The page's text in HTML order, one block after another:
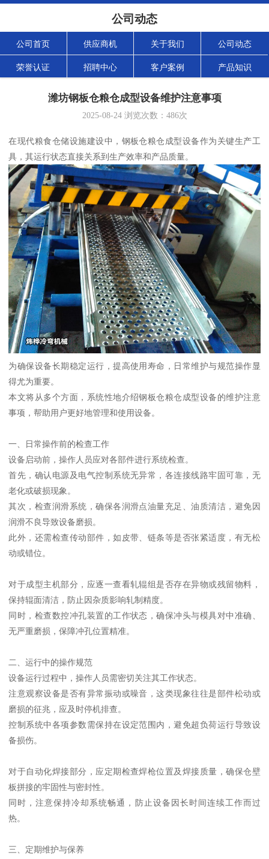
公司动态
公司首页 供应商机 关于我们 公司动态
荣誉认证 招聘中心 客户案例 产品知识
潍坊钢板仓粮仓成型设备维护注意事项
2025-08-24浏览次数： 486次
在现代粮食仓储设施建设中，钢板仓粮仓成型设备作为关键生产工
具，其运行状态直接关系到生产效率和产品质量。
为确保设备长期稳定运行，提高使用寿命，日常维护与规范操作显
得尤为重要。
本文将从多个方面，系统性地介绍钢板仓粮仓成型设备的维护注意
事项，帮助用户更好地管理和使用设备。
一、日常操作前的检查工作
设备启动前，操作人员应对各部件进行系统检查。
首先，确认电源及电气控制系统无异常，各连接线路牢固可靠，无
老化或破损现象。
其次，检查润滑系统，确保各润滑点油量充足、油质清洁，避免因
润滑不良导致设备磨损。
此外，还需检查传动部件，如皮带、链条等是否张紧适度，有无松
动或错位。
对于成型主机部分，应逐一查看轧辊组是否存在异物或残留物料，
保持辊面清洁，防止因杂质影响轧制精度。
同时，检查数控冲孔装置的工作状态，确保冲头与模具对中准确、
无严重磨损，保障冲孔位置精准。
二、运行中的操作规范
设备运行过程中，操作人员需密切关注其工作状态。
注意观察设备是否有异常振动或噪音，这类现象往往是部件松动或
磨损的征兆，应及时停机排查。
控制系统中各项参数需保持在设定范围内，避免超负荷运行导致设
备损伤。
对于自动化焊接部分，应定期检查焊枪位置及焊接质量，确保仓壁
板拼接的牢固性与密封性。
同时，注意保持冷却系统畅通，防止设备因长时间连续工作而过
热。
三、定期维护与保养